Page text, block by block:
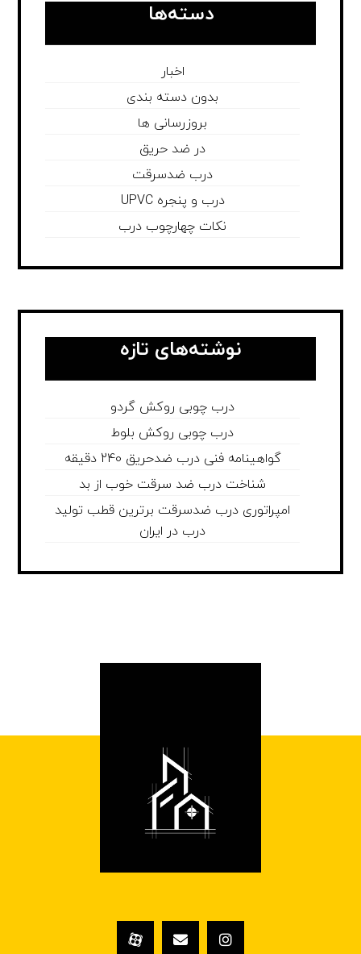
دسته‌ها
اخبار
بدون دسته بندی
بروزرسانی ها
در ضد حریق
درب ضدسرقت
درب و پنجره UPVC
نکات چهارچوب درب
نوشته‌های تازه
درب چوبی روکش گردو
درب چوبی روکش بلوط
گواهینامه فنی درب ضدحریق 240 دقیقه
شناخت درب ضد سرقت خوب از بد
امپراتوری درب ضدسرقت برترین قطب تولید
درب در ایران